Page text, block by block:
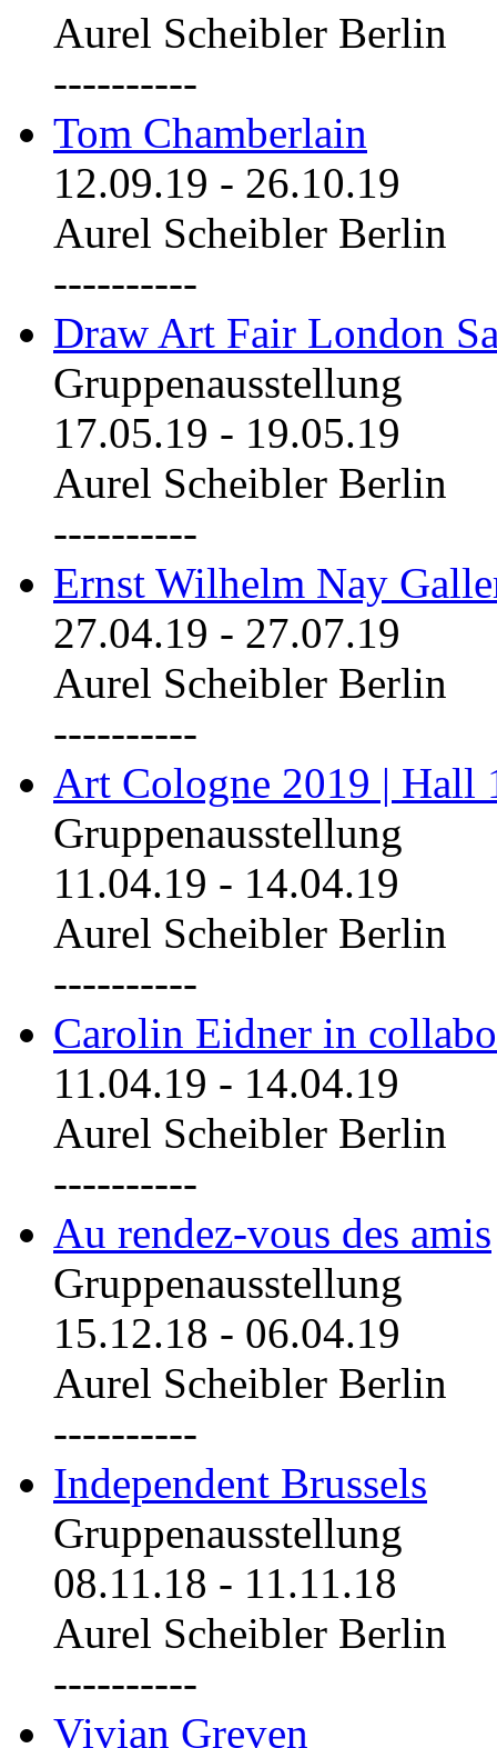
Aurel Scheibler Berlin
----------
Tom Chamberlain
12.09.19 - 26.10.19
Aurel Scheibler Berlin
----------
Draw Art Fair London
Gruppenausstellung
17.05.19 - 19.05.19
Aurel Scheibler Berlin
----------
Ernst Wilhelm Nay
27.04.19 - 27.07.19
Aurel Scheibler Berlin
----------
Art Cologne 2019 | Hall
Gruppenausstellung
11.04.19 - 14.04.19
Aurel Scheibler Berlin
----------
Carolin Eidner in
11.04.19 - 14.04.19
Aurel Scheibler Berlin
----------
Au rendez-vous des amis
Gruppenausstellung
15.12.18 - 06.04.19
Aurel Scheibler Berlin
----------
Independent Brussels
Gruppenausstellung
08.11.18 - 11.11.18
Aurel Scheibler Berlin
----------
Vivian Greven